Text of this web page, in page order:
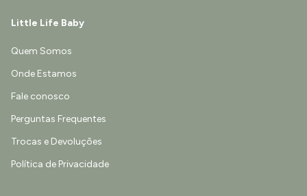
Little Life Baby
Quem Somos
Onde Estamos
Fale conosco
Perguntas Frequentes
Trocas e Devoluções
Política de Privacidade